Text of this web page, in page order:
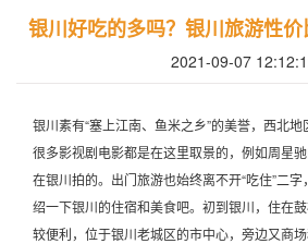
银川好吃的多吗？银川旅游性
2021-09-07
银川素有“塞上江南、鱼米之乡”的美誉，西北地
很多影视剧电影都是在这里取景的，例如周星
在银川拍的。出门旅游也始终离不开“吃住”二
绍一下银川的住宿和美食吧。初到银川，住在
较便利，位于银川老城区的市中心，旁边又商